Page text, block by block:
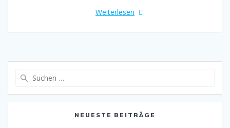
Weiterlesen
NEUESTE BEITRÄGE